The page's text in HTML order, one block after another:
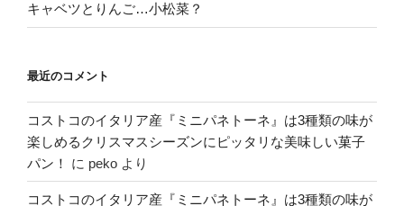
キャベツとりんご…小松菜？
最近のコメント
コストコのイタリア産『ミニパネトーネ』は3種類の味が
楽しめるクリスマスシーズンにピッタリな美味しい菓子
パン！
に peko より
コストコのイタリア産『ミニパネトーネ』は3種類の味が